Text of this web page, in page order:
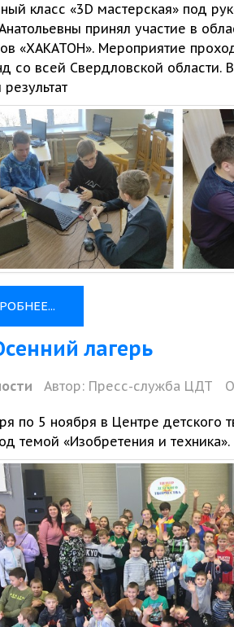
класс «3D мастерская» под
принял участие в
«ХАКАТОН». Мероприятие
со всей Свердловской области.
лагерь
Автор: Пресс-служба ЦДТ
по 5 ноября в Центре детского
темой «Изобретения и техника».